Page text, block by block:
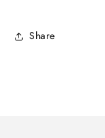
Share